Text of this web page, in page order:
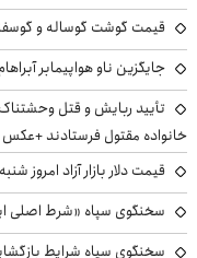
قیمت گوشت گوساله و گوسفند امروز شنبه
جایگزین ناو هواپیمابر
تأیید ربایش و قتل
خانواده مقتول فرستادند +عکس
قیمت دلار بازار آزاد امروز شنبه ۱۷ مرداد ۱۴۰۵
سخنگوی سپاه «شرط اصلی
سخنگوی سپاه شرایط